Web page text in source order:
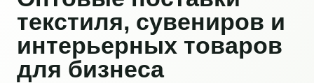
текстиля, сувениров и
интерьерных товаров
для бизнеса